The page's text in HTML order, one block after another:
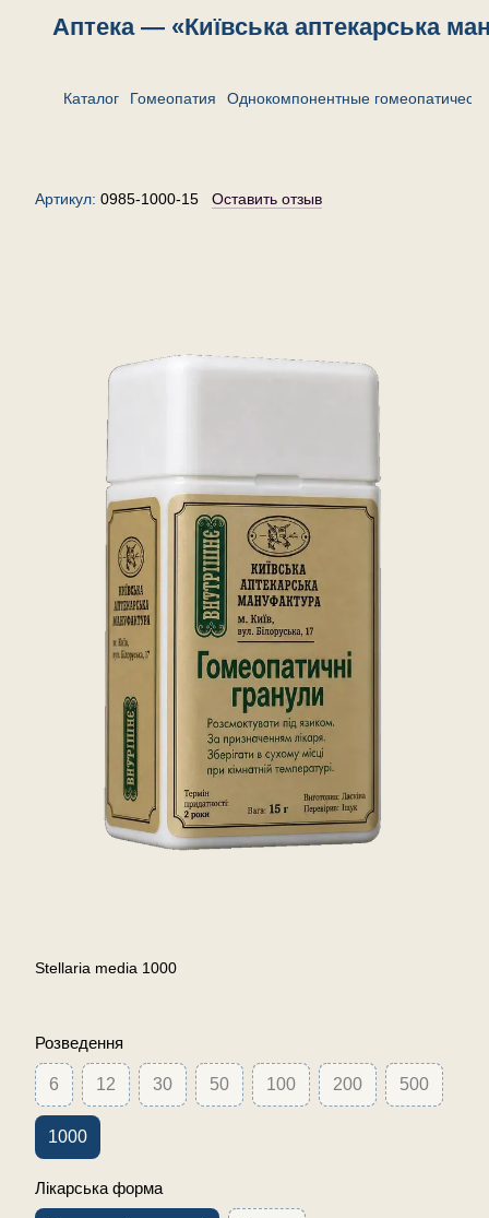
Аптека — «Київська аптекарська
Каталог Гомеопатия Однокомпонентные
Артикул: 0985-1000-15 Оставить отзыв
Stellaria media 1000
Розведення
6 12 30 50 100 200 500
1000
Лікарська форма